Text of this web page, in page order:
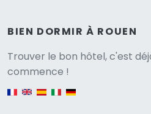
BIEN DORMIR À ROUEN
Trouver le bon hôtel, c'est
commence !